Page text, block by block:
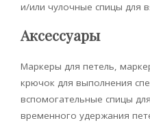
и/или чулочные спицы для
Аксессуары
Маркеры для петель,
крючок для выполнения
вспомогательные спицы
временного удержания